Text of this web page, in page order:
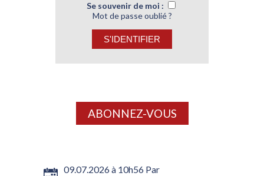
Se souvenir de moi :
Mot de passe oublié ?
ABONNEZ-VOUS
09.07.2026 à 10h56 Par